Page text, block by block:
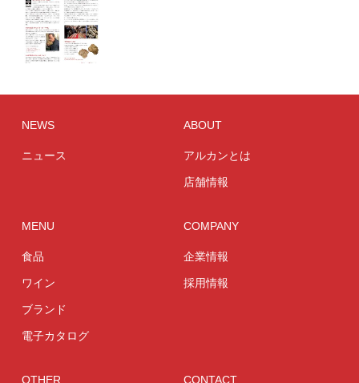
NEWS
ニュース
ABOUT
アルカンとは
店舗情報
MENU
食品
ワイン
ブランド
電子カタログ
COMPANY
企業情報
採用情報
OTHER CONTACT